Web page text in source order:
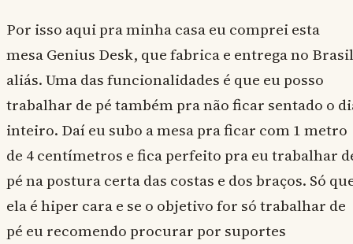
Por isso aqui pra minha casa eu comprei esta
mesa Genius Desk, que fabrica e entrega no Brasil
aliás. Uma das funcionalidades é que eu posso
trabalhar de pé também pra não ficar sentado o
inteiro. Daí eu subo a mesa pra ficar com 1 metro
de 4 centímetros e fica perfeito pra eu trabalhar
pé na postura certa das costas e dos braços. Só
ela é hiper cara e se o objetivo for só trabalhar de
pé eu recomendo procurar por suportes